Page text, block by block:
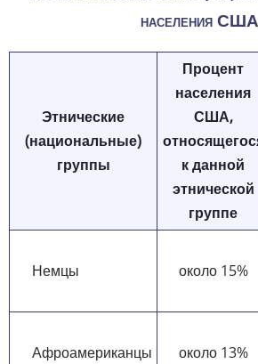
населения США
Этнические
(национальные)
группы
Процент
населения
США,
к данной
этнической
группе
Немцы около 15%
Афроамериканцы около 13%